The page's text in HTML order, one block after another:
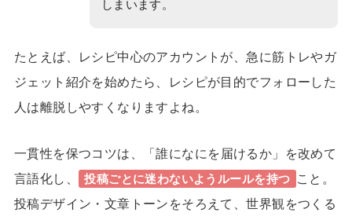
しまいます。
たとえば、レシピ中心のアカウントが、急に筋トレやガ
ジェット紹介を始めたら、レシピが目的でフォローした
人は離脱しやすくなりますよね。
一貫性を保つコツは、 「誰になにを届けるか」
を改めて
言語化し、
投稿ごとに迷わないようルールを持つ
こと。
投稿デザイン・文章トーンをそろえて、世界観をつくる